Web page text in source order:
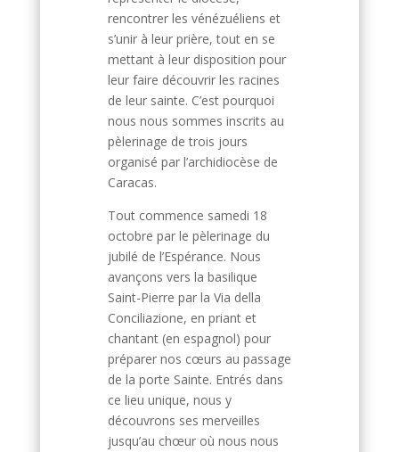
rencontrer les vénézuéliens et
s’unir à leur prière, tout en se
mettant à leur disposition pour
leur faire découvrir les racines
de leur sainte. C’est pourquoi
nous nous sommes inscrits au
pèlerinage de trois jours
organisé par l’archidiocèse de
Caracas.
Tout commence samedi 18
octobre par le pèlerinage du
jubilé de l’Espérance. Nous
avançons vers la basilique
Saint-Pierre par la Via della
Conciliazione, en priant et
chantant (en espagnol) pour
préparer nos cœurs au passage
de la porte Sainte. Entrés dans
ce lieu unique, nous y
découvrons ses merveilles
jusqu’au chœur où nous nous